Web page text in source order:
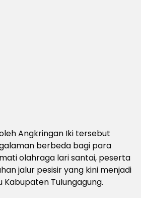
Angkringan Iki tersebut
berbeda bagi para
olahraga lari santai, peserta
jalur pesisir yang kini menjadi
Kabupaten Tulungagung.